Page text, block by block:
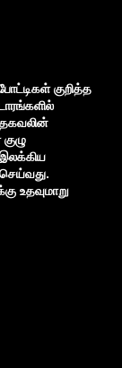
குறித்த
தகவலின்
உதவுமாறு